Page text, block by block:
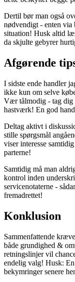
Dertil bør man også
nødvendigt - enten via
situation! Husk altid
da skjulte gebyrer
Afgørende
I sidste ende handler
ikke kun om selve
Vær tålmodig - tag dig
hastværk! En god
Deltag aktivt i
stille spørgsmål
viser interesse
parterne!
Samtidig må man
kontrol inden
servicenotaterne -
fremadrettet!
Konklusion
Sammenfattende
både grundighed &
retningslinjer vil
endelig valg! Husk:
bekymringer senere